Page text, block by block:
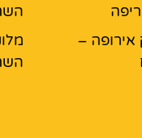
אירופה –